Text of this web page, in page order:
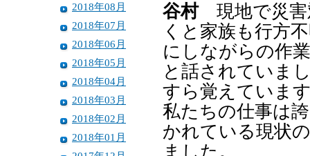
2018年08月
2018年07月
2018年06月
2018年05月
2018年04月
2018年03月
2018年02月
2018年01月
谷村現地で災害
くと家族も行方
にしながらの作
と話されていま
すら覚えていま
私たちの仕事は
かれている現状
ました。